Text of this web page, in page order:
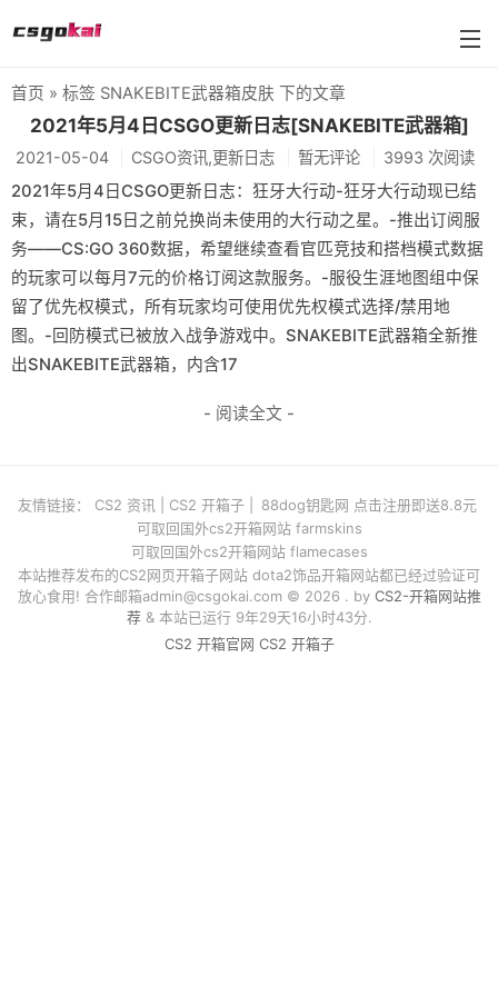
farmskins
88dog
flamecases
88hash-jp
首页 » 标签 SNAKEBITE武器箱皮肤 下的文章
2021年5月4日CSGO更新日志[SNAKEBITE武器箱]
2021-05-04 CSGO资讯,更新日志 暂无评论 3993 次阅读
2021年5月4日CSGO更新日志：狂牙大行动-狂牙大行动现已结
束，请在5月15日之前兑换尚未使用的大行动之星。-推出订阅服
务——CS:GO 360数据，希望继续查看官匹竞技和搭档模式数据
的玩家可以每月7元的价格订阅这款服务。-服役生涯地图组中保
留了优先权模式，所有玩家均可使用优先权模式选择/禁用地
图。-回防模式已被放入战争游戏中。SNAKEBITE武器箱全新推
出SNAKEBITE武器箱，内含17
- 阅读全文 -
友情链接： CS2 资讯 CS2 开箱子
88dog钥匙网 点击注册即送8.8元
可取回国外cs2开箱网站 farmskins
可取回国外cs2开箱网站 flamecases
本站推荐发布的CS2网页开箱子网站 dota2饰品开箱网站都已经过验证可
放心食用! 合作邮箱admin@csgokai.com© 2026 . by CS2-开箱网站推
荐& 本站已运行 9年29天16小时43分.
CS2 开箱官网 CS2 开箱子